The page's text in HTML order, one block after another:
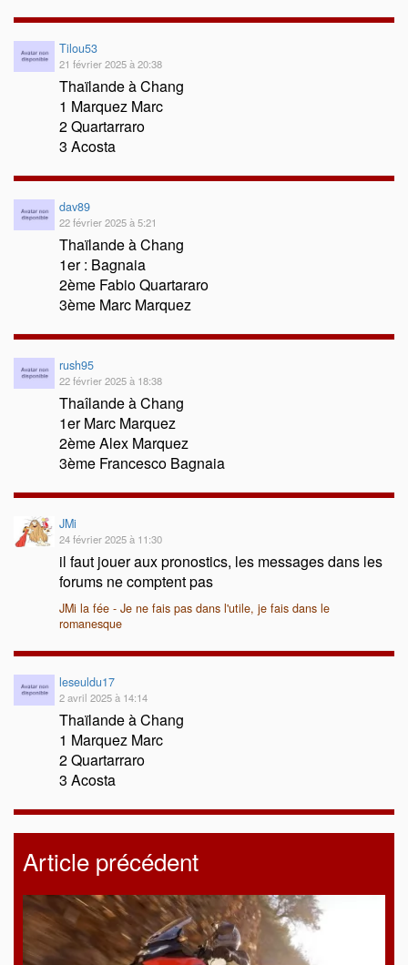
Tilou53
21 février 2025 à 20:38
Thaïlande à Chang
1 Marquez Marc
2 Quartarraro
3 Acosta
dav89
22 février 2025 à 5:21
Thaïlande à Chang
1er : Bagnaia
2ème Fabio Quartararo
3ème Marc Marquez
rush95
22 février 2025 à 18:38
Thaîlande à Chang
1er Marc Marquez
2ème Alex Marquez
3ème Francesco Bagnaia
JMi
24 février 2025 à 11:30
il faut jouer aux pronostics, les messages dans les
forums ne comptent pas
JMi la fée - Je ne fais pas dans l'utile, je fais dans le
romanesque
leseuldu17
2 avril 2025 à 14:14
Thaïlande à Chang
1 Marquez Marc
2 Quartarraro
3 Acosta
Article précédent